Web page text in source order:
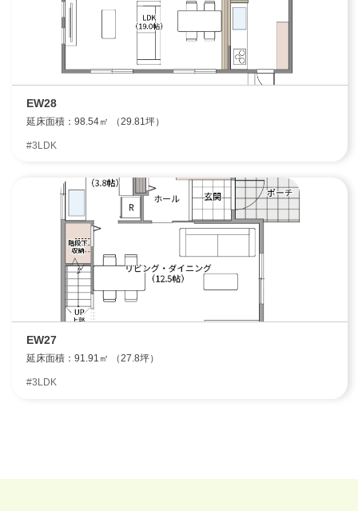
EW28
延床面積：98.54㎡ （29.81坪）
#3LDK
EW27
延床面積：91.91㎡ （27.8坪）
#3LDK